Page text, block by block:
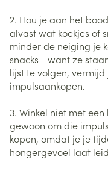
2. Hou je aan het
alvast wat koekjes of
minder de neiging je
snacks - want ze
lijst te volgen,
impulsaankopen.
3. Winkel niet met
gewoon om die
kopen, omdat je je
hongergevoel laat